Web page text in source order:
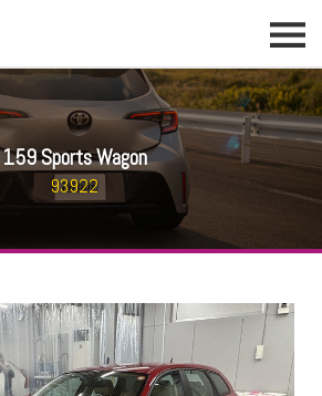
159 Sports Wagon
93922